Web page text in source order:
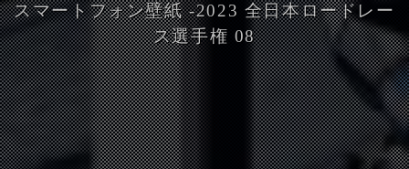
スマートフォン壁紙 -2023 全日本ロードレー
ス選手権 08